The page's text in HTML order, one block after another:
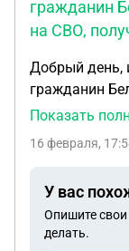
и говорят о
меня ждёт? Я
гражданин
на СВО,
Добрый день,
гражданин
СВО,получил
98 по
заключении
имеет
РФ или я не
Показать
16 февраля,
У вас
Опишите
делать.